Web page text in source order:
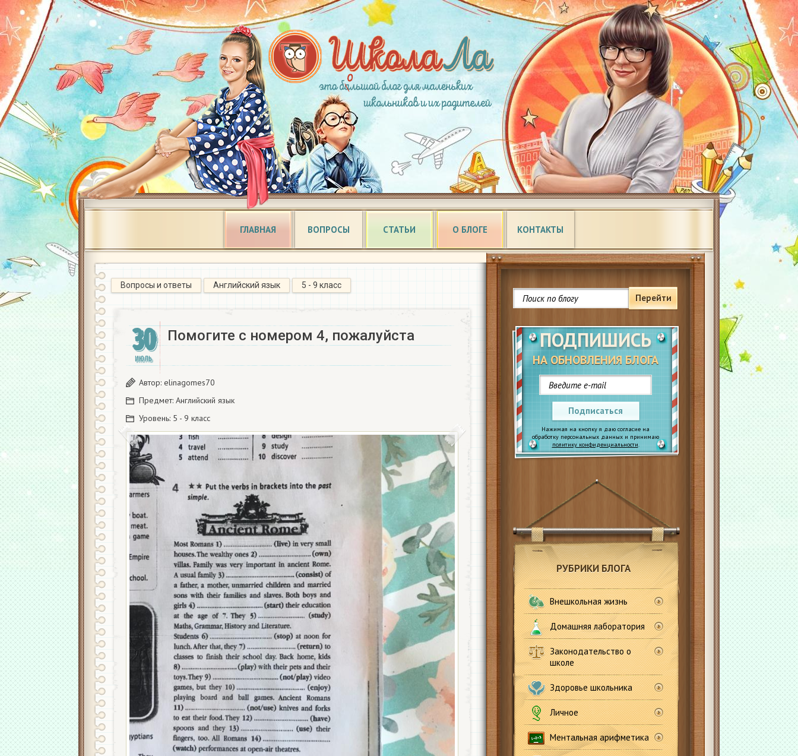
ГЛАВНАЯ ВОПРОСЫ СТАТЬИ О БЛОГЕ КОНТАКТЫ
Перейти
ПОДПИШИСЬ
НА ОБНОВЛЕНИЯ БЛОГА
Подписаться
Нажимая на кнопку я даю согласие на
обработку персональных данных и принимаю
политику конфиденциальности.
РУБРИКИ БЛОГА
Внешкольная жизнь
Домашняя лаборатория
Законодательство о
школе
Здоровье школьника
Личное
Ментальная арифметика
Вопросы и ответы Английский язык 5 - 9 класс
30
ИЮЛЬ
Помогите с номером 4, пожалуйста
Автор: elinagomes70
Предмет: Английский язык
Уровень: 5 - 9 класс